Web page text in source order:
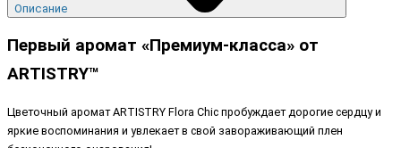
Описание
Первый аромат «Премиум-класса» от
ARTISTRY™
Цветочный аромат ARTISTRY Flora Chic пробуждает дорогие сердцу и
яркие воспоминания и увлекает в свой завораживающий плен